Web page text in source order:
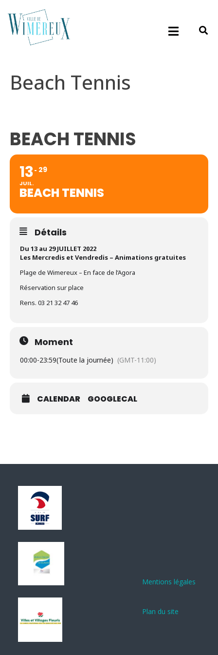
Beach Tennis
BEACH TENNIS
13
JUIL.
29
BEACH TENNIS
Détails
Du 13 au 29 JUILLET 2022
Les Mercredis et Vendredis – Animations gratuites
Plage de Wimereux – En face de l’Agora
Réservation sur place
Rens. 03 21 32 47 46
Moment
00:00-23:59(Toute la journée) (GMT-11:00)
CALENDAR GOOGLECAL
Mentions légales
Plan du site